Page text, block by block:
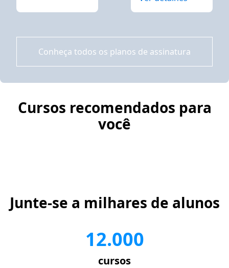
Conheça todos os planos de assinatura
Cursos recomendados para
você
Junte-se a milhares de alunos
12.000
cursos